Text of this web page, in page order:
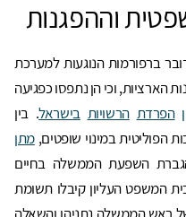
וההפגנות
ברפורמות הנוגעות למערכת
וכי הן נתפסו כפגיעה
הפרדת הרשויות בישראל. בין
הפוליטית במינוי שופטים,מתן
השפעת הממשלה בחיים
המשפט העליון קיבלו תשומת